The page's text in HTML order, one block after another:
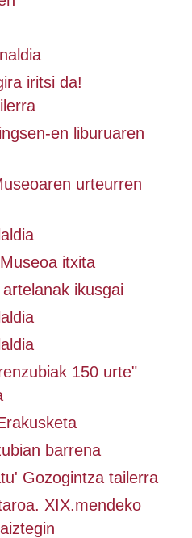
iritsi da!
en liburuaren
urteurren
itxita
ikusgai
150 urte"
barrena
Gozogintza tailerra
XIX.mendeko